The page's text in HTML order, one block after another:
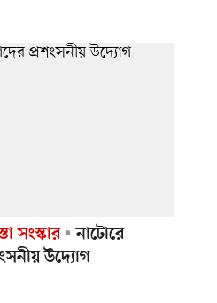
সংস্কার
নাটোরে
উদ্যোগ